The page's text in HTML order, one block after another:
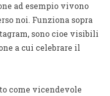
ad esempio vivono
noi. Funziona sopra
sono cioe visibili
a cui celebrare il
come vicendevole